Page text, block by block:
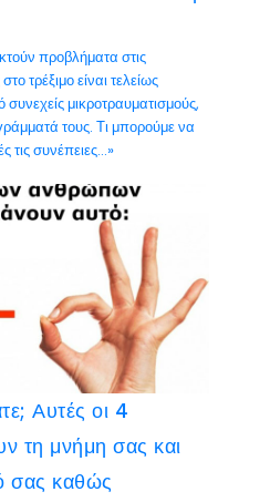
προβλήματα στις
τρέξιμο είναι τελείως
μικροτραυματισμούς,
τους. Τι μπορούμε να
συνέπειες...»
Αυτές οι 4
τη μνήμη σας και
σας καθώς